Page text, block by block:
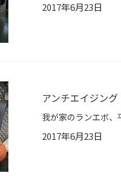
2017年6月23日
アンチエイジング
2017年6月23日